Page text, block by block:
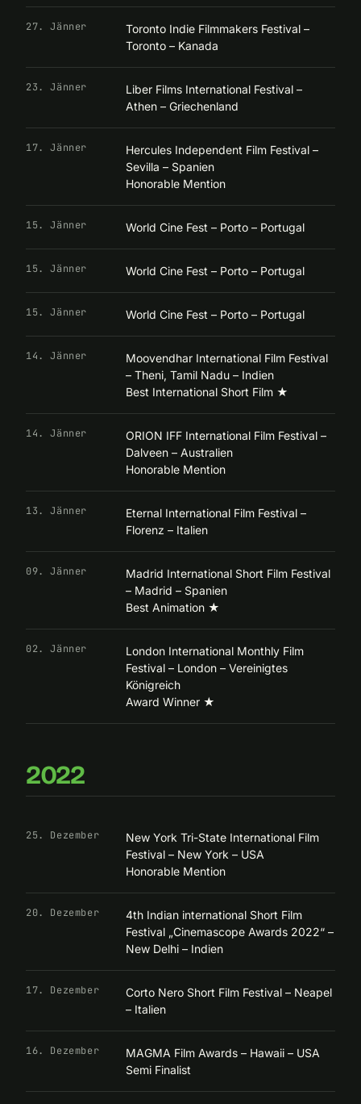
27. Jänner
Toronto Indie Filmmakers Festival –
Toronto – Kanada
23. Jänner
Liber Films International Festival –
Athen – Griechenland
17. Jänner
Hercules Independent Film Festival –
Sevilla – Spanien
Honorable Mention
15. Jänner World Cine Fest – Porto – Portugal
15. Jänner World Cine Fest – Porto – Portugal
15. Jänner World Cine Fest – Porto – Portugal
14. Jänner
Moovendhar International Film Festival
– Theni, Tamil Nadu – Indien
Best International Short Film ★
14. Jänner
ORION IFF International Film Festival –
Dalveen – Australien
Honorable Mention
13. Jänner
Eternal International Film Festival –
Florenz – Italien
09. Jänner
Madrid International Short Film Festival
– Madrid – Spanien
Best Animation ★
02. Jänner
London International Monthly Film
Festival – London – Vereinigtes
Königreich
Award Winner ★
2022
25. Dezember
New York Tri-State International Film
Festival – New York – USA
Honorable Mention
20. Dezember
4th Indian international Short Film
Festival „Cinemascope Awards 2022“ –
New Delhi – Indien
17. Dezember
Corto Nero Short Film Festival – Neapel
– Italien
16. Dezember
MAGMA Film Awards – Hawaii – USA
Semi Finalist